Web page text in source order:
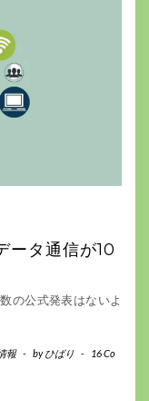
ータ通信が10
の公式発表はないよ
報 - byひばり -
16 Co